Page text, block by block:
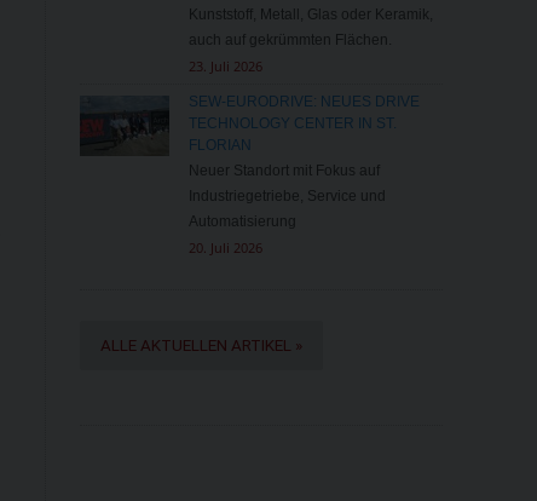
Kunststoff, Metall, Glas oder Keramik,
auch auf gekrümmten Flächen.
23. Juli 2026
SEW-EURODRIVE: NEUES DRIVE
TECHNOLOGY CENTER IN ST.
FLORIAN
Neuer Standort mit Fokus auf
Industriegetriebe, Service und
Automatisierung
20. Juli 2026
ALLE AKTUELLEN ARTIKEL »